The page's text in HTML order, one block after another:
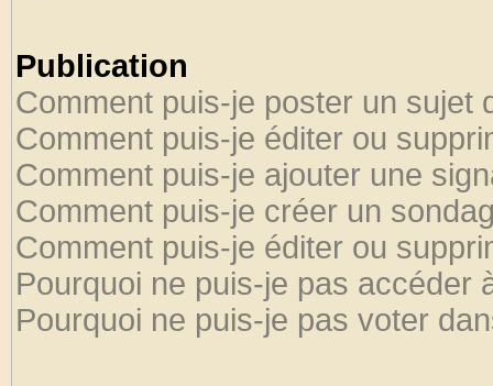
Publication
Comment puis-je poster un sujet
Comment puis-je éditer ou
Comment puis-je ajouter une
Comment puis-je créer un
Comment puis-je éditer ou
Pourquoi ne puis-je pas accéder
Pourquoi ne puis-je pas voter